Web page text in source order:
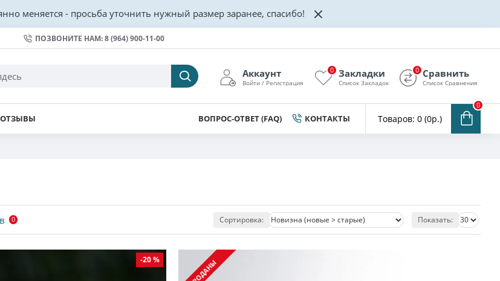
меняется - просьба уточнить нужный размер заранее, спасибо!
ПОЗВОНИТЕ НАМ: 8 (964) 900-11-00
Аккаунт
Войти / Регистрация
Закладки
Список Закладок
0 Сравнить
Список Сравнения
0
ОТЗЫВЫ ВОПРОС-ОТВЕТ (FAQ) КОНТАКТЫ Товаров: 0 (0р.)
0
0 Сортировка: Показать:
-20 % ПРОДАНЫ